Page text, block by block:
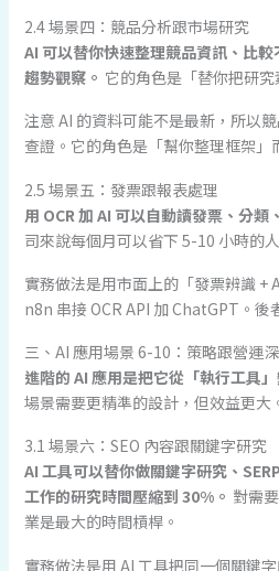
2.4 場景四：競品分析跟市場研究
AI 可以替你快速整理競品資訊、比
趨勢觀察。 它的角色是「替你把研
注意 AI 的資料可能不是最新，所以
查證。它的角色是「幫你整理框架」
2.5 場景五：發票跟報表處理
用 OCR 加 AI 可以自動讀發票、分類
司來說每個月可以省下 5-10 小時的
實務做法是用市面上的「發票辨識 +
n8n 串接 OCR API 加 ChatGPT。後
三、AI 應用場景 6-10：策略跟營運
進階的 AI 應用是把它從「執行工具
場景需要更精準的設計，但效益更大
3.1 場景六：SEO 內容跟關鍵字研究
AI 工具可以替你做關鍵字研究、
工作的研究時間壓縮到 30%。 對需
業是最大的時間槓桿。
實務做法是用 AI 工具把同一個關鍵